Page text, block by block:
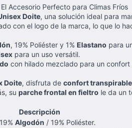
Accesorio Perfecto para Climas Fríos
Doite, una solución ideal para
con el logo de la marca, lo que lo
, 19% Poliéster y 1% Elastano para
para un uso versátil.
con hilado mezclado para un confort
Doite, disfruta de confort transpirable
su parche frontal en fieltro le da un
Descripción
Algodón / 19% Poliéster.